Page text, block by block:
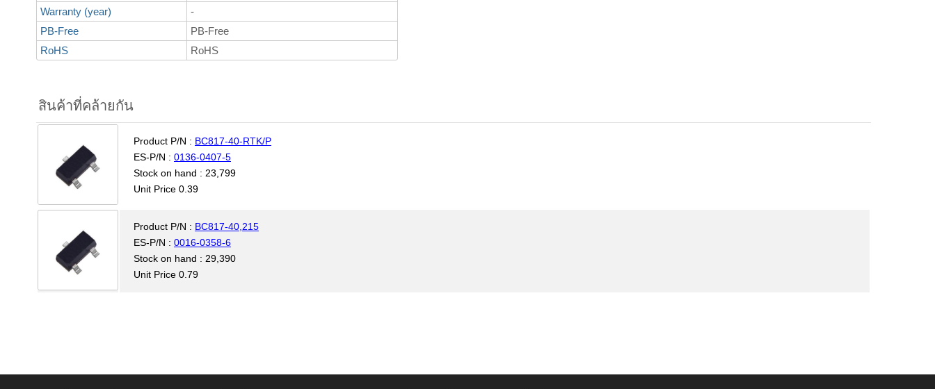
Warranty (year)
-
PB-Free
PB-Free
RoHS
RoHS
สินค้าที่คล้ายกัน
Product P/N : BC817-40-RTK/P
ES-P/N : 0136-0407-5
Stock on hand : 23,799
Unit Price 0.39
Product P/N : BC817-40,215
ES-P/N : 0016-0358-6
Stock on hand : 29,390
Unit Price 0.79